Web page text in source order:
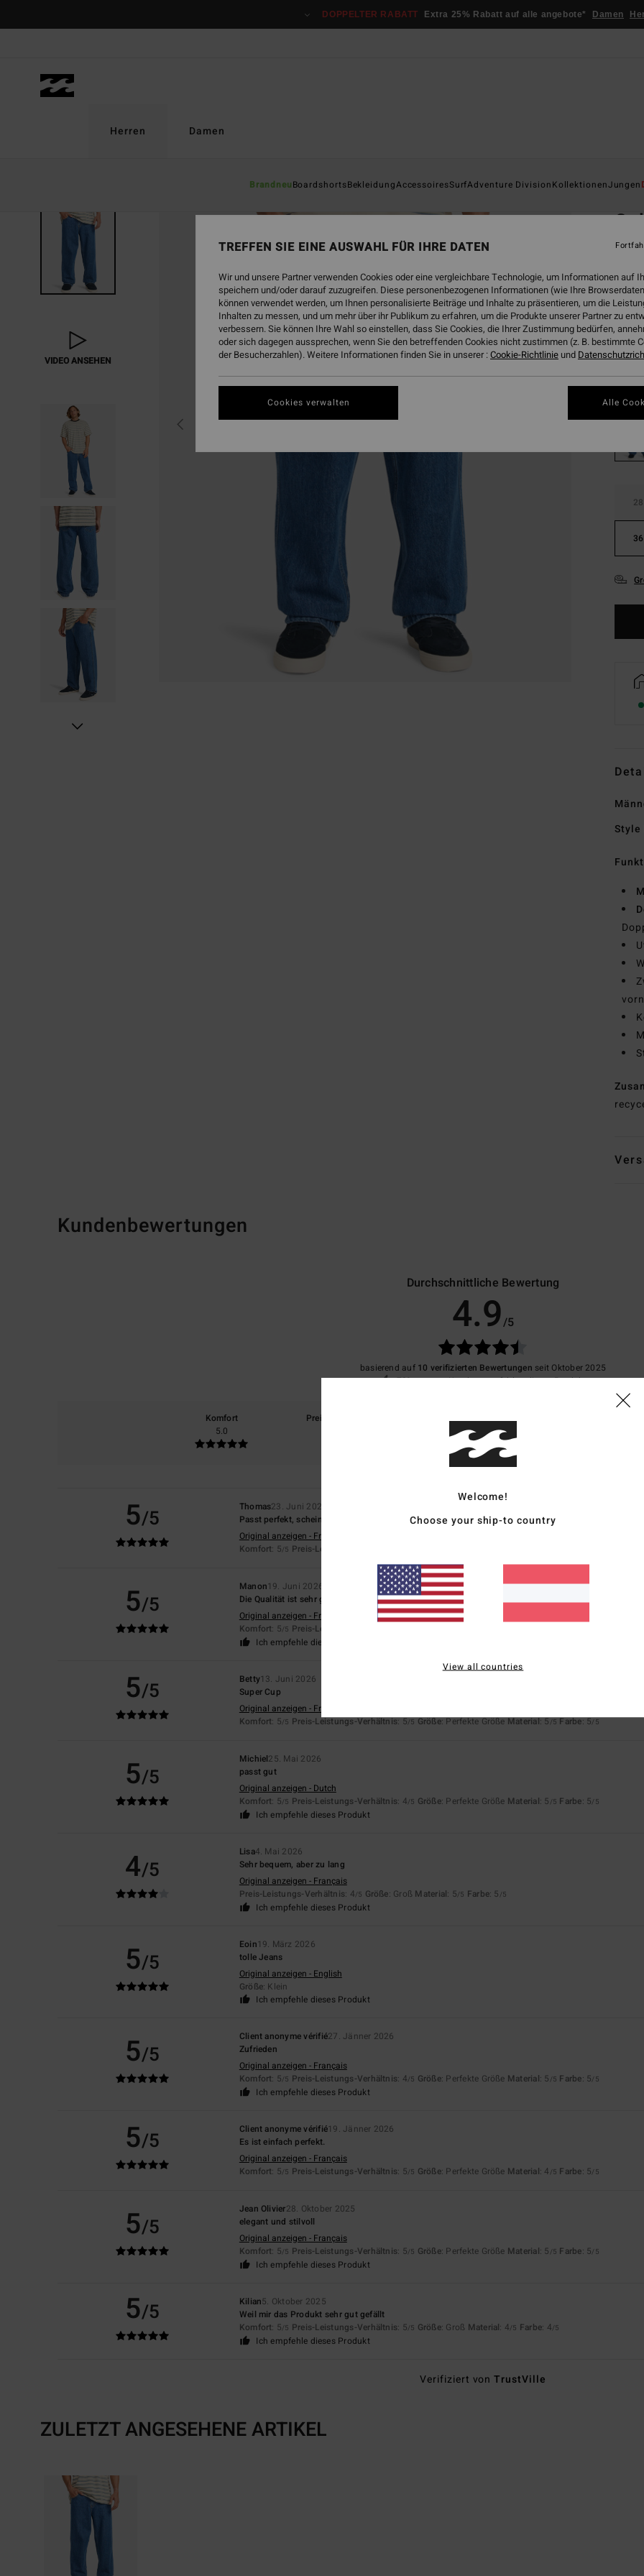
DOPPELTER RABATT Extra 25% Rabatt auf alle angebote* Damen
Herren
BrandneuBoardshortsBekleidungAccessoiresSurfAdventure DivisionKollektionenJungen
Damen
VIDEO ANSEHEN
€
€
SALE
Farbe
28
36
Style
Kundenbewertungen
Durchschnittliche Bewertung
4.9/5
basierend auf 10 verifizierten Bewertungen seit Oktober 2025
70% unserer Kunden empfehlen dieses Produkt
Komfort
5.0
Preis-Leistungs-Verhältnis
Größe
Zu klein
5/5 Thomas23. Juni 2026
Passt perfekt, scheint von guter Qualität zu sein!
Original anzeigen - Français
Komfort: 5/5 Preis-Leistungs-Verhältnis
5/5
Manon19. Juni 2026
Die Qualität ist sehr gut, die Passform stimmt, es reicht ein wenig bis zu den Füßen, aber mit
Original anzeigen - Français
Komfort: 5/5 Preis-Leistungs-Verhältnis
Ich empfehle dieses Produkt
5/5 Betty13. Juni 2026
Super Cup
Original anzeigen - Français
Komfort: 5/5 Preis-Leistungs-Verhältnis: 5/5 Größe: Perfekte GrößeMaterial: 5/5 Farbe: 5/5
5/5
Michiel25. Mai 2026
passt gut
Original anzeigen - Dutch
Komfort: 5/5 Preis-Leistungs-Verhältnis: 4/5 Größe: Perfekte Größe Material: 5 /5 Farbe: 5/5
Ich empfehle dieses Produkt
4/5
Lisa4. Mai 2026
Sehr bequem, aber zu lang
Original anzeigen - Français
Preis-Leistungs-Verhältnis: 4/5 Größe: Groß Material: 5/5 Farbe: 5 /5
Ich empfehle dieses Produkt
5/5
Eoin19. März 2026
tolle Jeans
Original anzeigen - English
Größe: Klein
Ich empfehle dieses Produkt
5/5
Client anonyme vérifié27. Jänner 2026
Zufrieden
Original anzeigen - Français
Komfort: 5/5 Preis-Leistungs-Verhältnis: 4/5 Größe: Perfekte Größe Material: 5 /5 Farbe: 5/5
Ich empfehle dieses Produkt
5/5 Client anonyme vérifié19. Jänner 2026
Es ist einfach perfekt.
Original anzeigen - Français
Komfort: 5/5 Preis-Leistungs-Verhältnis: 5/5 Größe: Perfekte Größe Material: 4 /5 Farbe: 5/5
5/5
Jean Olivier28. Oktober 2025
elegant und stilvoll
Original anzeigen - Français
Komfort: 5/5 Preis-Leistungs-Verhältnis: 5/5 Größe: Perfekte Größe Material: 5 /5 Farbe: 5/5
Ich empfehle dieses Produkt
5/5 Kilian5. Oktober 2025
Weil mir das Produkt sehr gut gefällt
Komfort: 5/5 Preis-Leistungs-Verhältnis: 5/5 Größe: Groß Material: 4/5 Farbe: 4/5
Ich empfehle dieses Produkt
Verifiziert vonTrustVille
ZULETZT ANGESEHENE ARTIKEL
Welcome!
Choose your ship-to country
View all countries
TREFFEN SIE EINE AUSWAHL FÜR IHRE DATEN
Wir und unsere Partner verwenden Cookies oder eine vergleichbare Technologie, um Informationen auf
speichern und/oder darauf zuzugreifen. Diese personenbezogenen Informationen (wie Ihre
können verwendet werden, um Ihnen personalisierte Beiträge und Inhalte zu präsentieren, um die
Inhalten zu messen, und um mehr über ihr Publikum zu erfahren, um die Produkte unserer Partner zu
verbessern. Sie können Ihre Wahl so einstellen, dass Sie Cookies, die Ihrer Zustimmung bedürfen,
oder sich dagegen aussprechen, wenn Sie den betreffenden Cookies nicht zustimmen (z. B. bestimmte
der Besucherzahlen). Weitere Informationen finden Sie in unserer :Cookie-Richtlinie und
Cookies verwalten Alle